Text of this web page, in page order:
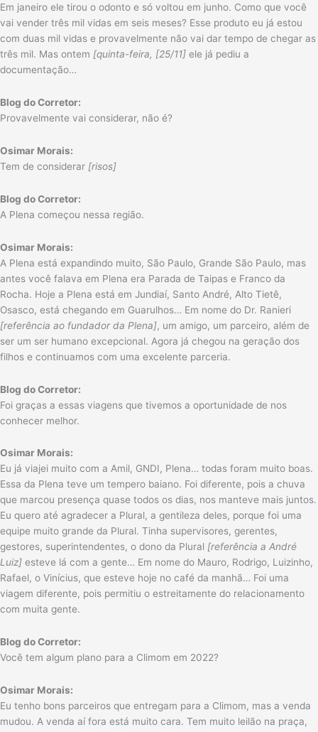
Em janeiro ele tirou o odonto e só voltou em junho. Como que você
vai vender três mil vidas em seis meses? Esse produto eu já estou
com duas mil vidas e provavelmente não vai dar tempo de chegar as
três mil. Mas ontem [quinta-feira, [25/11] ele já pediu a
documentação…
Blog do Corretor:
Provavelmente vai considerar, não é?
Osimar Morais:
Tem de considerar [risos]
Blog do Corretor:
A Plena começou nessa região.
Osimar Morais:
A Plena está expandindo muito, São Paulo, Grande São Paulo, mas
antes você falava em Plena era Parada de Taipas e Franco da
Rocha. Hoje a Plena está em Jundiaí, Santo André, Alto Tietê,
Osasco, está chegando em Guarulhos… Em nome do Dr. Ranieri
[referência ao fundador da Plena], um amigo, um parceiro, além de
ser um ser humano excepcional. Agora já chegou na geração dos
filhos e continuamos com uma excelente parceria.
Blog do Corretor:
Foi graças a essas viagens que tivemos a oportunidade de nos
conhecer melhor.
Osimar Morais:
Eu já viajei muito com a Amil, GNDI, Plena… todas foram muito boas.
Essa da Plena teve um tempero baiano. Foi diferente, pois a chuva
que marcou presença quase todos os dias, nos manteve mais juntos.
Eu quero até agradecer a Plural, a gentileza deles, porque foi uma
equipe muito grande da Plural. Tinha supervisores, gerentes,
gestores, superintendentes, o dono da Plural [referência a André
Luiz] esteve lá com a gente… Em nome do Mauro, Rodrigo, Luizinho,
Rafael, o Vinícius, que esteve hoje no café da manhã… Foi uma
viagem diferente, pois permitiu o estreitamente do relacionamento
com muita gente.
Blog do Corretor:
Você tem algum plano para a Climom em 2022?
Osimar Morais:
Eu tenho bons parceiros que entregam para a Climom, mas a venda
mudou. A venda aí fora está muito cara. Tem muito leilão na praça,